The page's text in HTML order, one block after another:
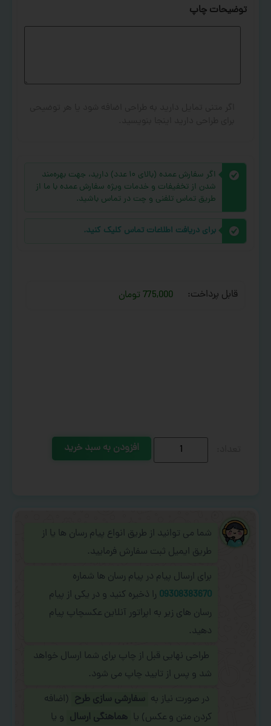
توضیحات چاپ
اگر سفارش عمده (بالای ۱۰ عدد) دارید، جهت بهره‌مند
شدن از تخفیفات و خدمات ویژه سفارش عمده با ما از
طریق تماس تلفنی و چت در تماس باشید.
برای دریافت اطلاعات تماس کلیک کنید.
قابل پرداخت: 775,000 تومان
افزودن به سبد خرید
شما می توانید از طریق انواع پیام رسان ها یا از
طریق ایمیل ثبت سفارش فرمایید.
برای ارسال پیام در پیام رسان ها شماره
09308383670 را ذخیره کنید و در یکی از پیام
رسان های زیر به اپراتور آنلاین عکسچاپ پیام
دهید.
طراحی نهایی قبل از چاپ برای شما ارسال خواهد
شد و پس از تایید چاپ می شود.
در صورت نیاز به سفارشی سازی طرح (اضافه
کردن متن و عکس) یا هماهنگی ارسال و یا